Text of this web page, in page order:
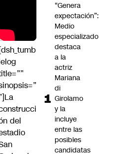
del
“Genera
expectación”:
Medio
especializado
destaca
a la
actriz
Mariana
di
Girolamo
y la
incluye
entre las
posibles
candidatas